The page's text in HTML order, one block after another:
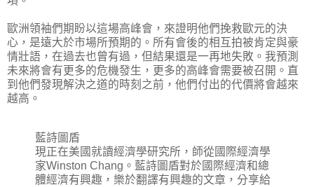
歐洲領袖們期盼以這場高峰會，來證明他們挽救歐元的決
心，是遠大於市場所預期的。所有會後的相互拍被肯定與豪
情壯語，在過去也曾有過，但結果還是一再地失敗。我預測
未來將會有更多的危機發生，更多的高峰會需要被召開。直
到他們發現解決之道的時刻之前，他們付出的代價將會越來
越高。
藍詩圖盾
現正在美國就讀經濟學研究所，師從國際經濟學
家Winston Chang。藍詩圖盾對於國際經濟和總
體經濟有興趣，樂於翻譯有興趣的文章，分享給